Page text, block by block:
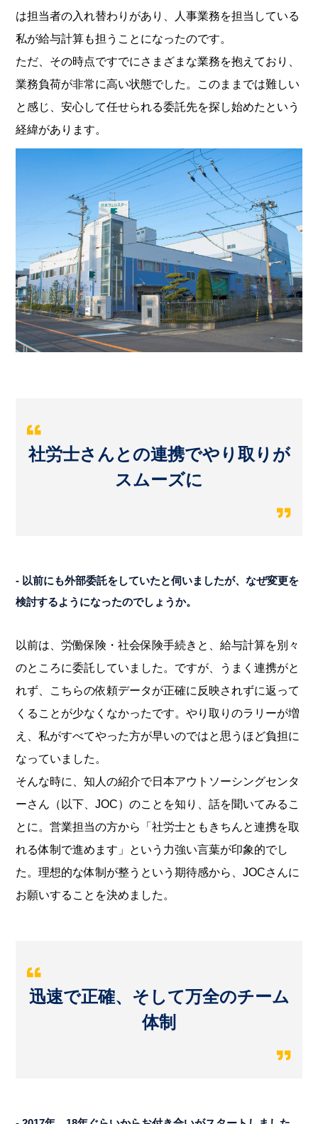
は担当者の入れ替わりがあり、人事業務を担当している
私が給与計算も担うことになったのです。
ただ、その時点ですでにさまざまな業務を抱えており、
業務負荷が非常に高い状態でした。このままでは難しい
と感じ、安心して任せられる委託先を探し始めたという
経緯があります。
社労士さんとの連携でやり取りが
スムーズに
- 以前にも外部委託をしていたと伺いましたが、なぜ変更を
検討するようになったのでしょうか。
以前は、労働保険・社会保険手続きと、給与計算を別々
のところに委託していました。ですが、うまく連携がと
れず、こちらの依頼データが正確に反映されずに返って
くることが少なくなかったです。やり取りのラリーが増
え、私がすべてやった方が早いのではと思うほど負担に
なっていました。
そんな時に、知人の紹介で日本アウトソーシングセンタ
ーさん（以下、JOC）のことを知り、話を聞いてみるこ
とに。営業担当の方から「社労士ともきちんと連携を取
れる体制で進めます」という力強い言葉が印象的でし
た。理想的な体制が整うという期待感から、JOCさんに
お願いすることを決めました。
迅速で正確、そして万全のチーム
体制